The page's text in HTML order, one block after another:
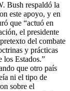
Bush respaldó la
este apoyo, y en
que “actuó en
el presidente
del combate
y prácticas
los Estados.”
que otro país
ni el tipo de
sobre el